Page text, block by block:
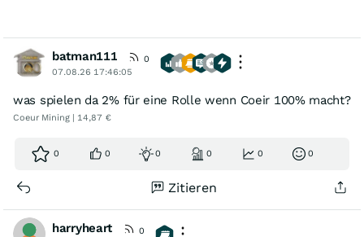
batman111
0
07.08.26 17:46:05
was spielen da 2% für eine Rolle wenn Coeir 100% macht?
Coeur Mining | 14,87 €
0 0 0 0 0 0
Zitieren
harryheart
0